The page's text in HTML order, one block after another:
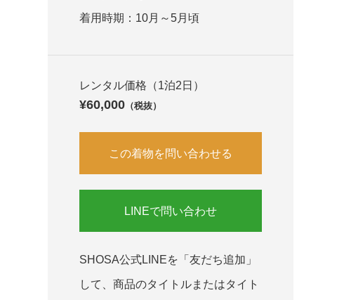
着用時期：10月～5月頃
レンタル価格（1泊2日）
¥60,000 （税抜）
この着物を問い合わせる
LINEで問い合わせ
SHOSA公式LINEを「友だち追加」
して、商品のタイトルまたはタイト